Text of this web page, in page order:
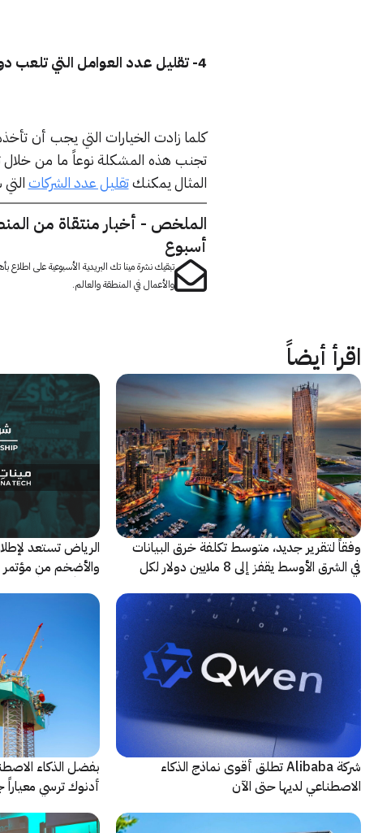
4- تقليل عدد العوامل التي تلعب دوراً في اتخاذ القرار
كلما زادت الخيارات التي يجب أن
تجنب هذه المشكلة نوعاً ما من خلال
المثال يمكنكتقليل عدد الشركات
الملخص - أخبار منتقاة من
أسبوع
تبقيك نشرة مينا تك البريدية الأسبوعية على اطلاع
والأعمال في المنطقة والعالم.
اقرأ أيضاً
وفقاً لتقرير جديد، متوسط تكلفة خرق البيانات
في الشرق الأوسط يقفز إلى 8 ملايين دولار لكل
الرياض تستعد
شركة Alibaba تطلق أقوى نماذج الذكاء
الاصطناعي لديها حتى الآن
بفضل الذكاء
أدنوك ترسي معياراً